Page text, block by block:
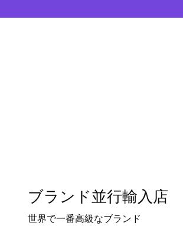
ブランド並行輸入店
世界で一番高級なブランド